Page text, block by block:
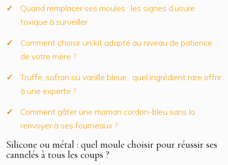
Quand remplacer ses moules : les signes d’usure
toxique à surveiller
Comment choisir un kit adapté au niveau de patience
de votre mère ?
Truffe, safran ou vanille bleue : quel ingrédient rare offrir
à une experte ?
Comment gâter une maman cordon-bleu sans la
renvoyer à ses fourneaux ?
Silicone ou métal : quel moule choisir pour réussir ses
cannelés à tous les coups ?